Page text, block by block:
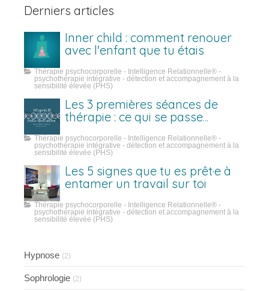
Derniers articles
Inner child : comment renouer
avec l'enfant que tu étais
Thérapie psychocorporelle - Intelligence Relationnelle® -
psychothérapie intégrative - détection et accompagnement à la
sensibilité élevée (PHS)
Les 3 premières séances de
thérapie : ce qui se passe
Thérapie psychocorporelle - Intelligence Relationnelle® -
psychothérapie intégrative - détection et accompagnement à la
sensibilité élevée (PHS)
Les 5 signes que tu es prêt·e à
entamer un travail sur toi
Thérapie psychocorporelle - Intelligence Relationnelle® -
psychothérapie intégrative - détection et accompagnement à la
sensibilité élevée (PHS)
Hypnose (2)
Sophrologie (2)